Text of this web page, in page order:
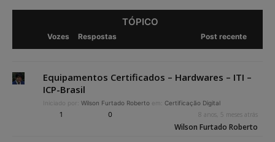
TÓPICO
Vozes Respostas Post recente
Equipamentos Certificados – Hardwares – ITI –
ICP-Brasil
Iniciado por: Wilson Furtado Roberto em: Certificação Digital
1 0 8 anos, 5 meses atrás
Wilson Furtado Roberto